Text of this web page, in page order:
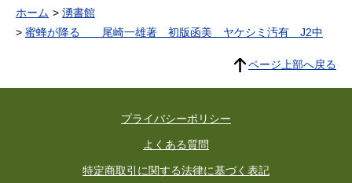
ホーム
湧書館
蜜蜂が降る 尾崎一雄著 初版函美 ヤケシミ汚有 J2中
ページ上部へ戻る
プライバシーポリシー
よくある質問
特定商取引に関する法律に基づく表記